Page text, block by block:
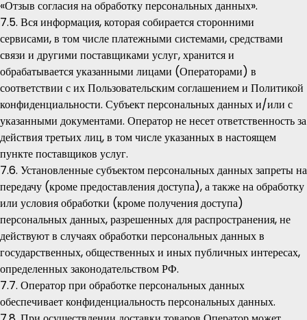
«Отзыв согласия на обработку персональных данных».
7.5. Вся информация, которая собирается сторонними
сервисами, в том числе платежными системами, средствами
связи и другими поставщиками услуг, хранится и
обрабатывается указанными лицами (Операторами) в
соответствии с их Пользовательским соглашением и Политикой
конфиденциальности. Субъект персональных данных и/или с
указанными документами. Оператор не несет ответственность за
действия третьих лиц, в том числе указанных в настоящем
пункте поставщиков услуг.
7.6. Установленные субъектом персональных данных запреты на
передачу (кроме предоставления доступа), а также на обработку
или условия обработки (кроме получения доступа)
персональных данных, разрешенных для распространения, не
действуют в случаях обработки персональных данных в
государственных, общественных и иных публичных интересах,
определенных законодательством РФ.
7.7. Оператор при обработке персональных данных
обеспечивает конфиденциальность персональных данных.